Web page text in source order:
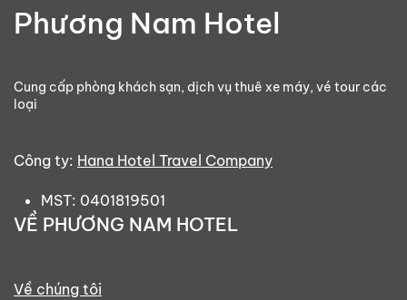
Phương Nam Hotel
Cung cấp phòng khách sạn, dịch vụ thuê xe máy, vé tour các
loại
Công ty: Hana Hotel Travel Company
MST: 0401819501
VỀ PHƯƠNG NAM HOTEL
Về chúng tôi